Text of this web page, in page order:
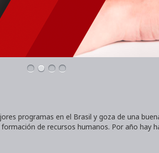
programas en el Brasil y goza de una
de recursos humanos. Por año hay